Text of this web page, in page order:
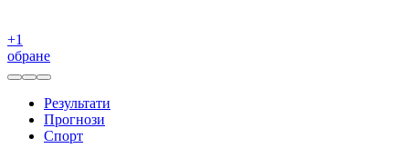
+1
обране
Результати
Прогнози
Спорт